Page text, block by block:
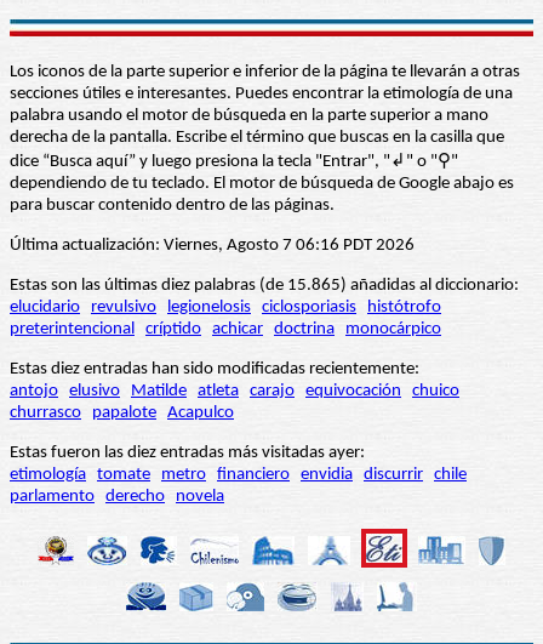
Los iconos de la parte superior e inferior de la página te llevarán a otras
secciones útiles e interesantes. Puedes encontrar la etimología de una
palabra usando el motor de búsqueda en la parte superior a mano
derecha de la pantalla. Escribe el término que buscas en la casilla que
dice “Busca aquí” y luego presiona la tecla "Entrar", "↲" o "⚲"
dependiendo de tu teclado. El motor de búsqueda de Google abajo es
para buscar contenido dentro de las páginas.
Última actualización: Viernes, Agosto 7 06:16 PDT 2026
Estas son las últimas diez palabras (de 15.865) añadidas al diccionario:
elucidario
revulsivo legionelosis ciclosporiasis
histótrofo
preterintencional
críptido achicar doctrina monocárpico
Estas diez entradas han sido modificadas recientemente:
antojo elusivo Matilde atleta carajo equivocación
chuico
churrasco
papalote Acapulco
Estas fueron las diez entradas más visitadas ayer:
etimología tomate metro financiero envidia discurrir chile
parlamento derecho novela